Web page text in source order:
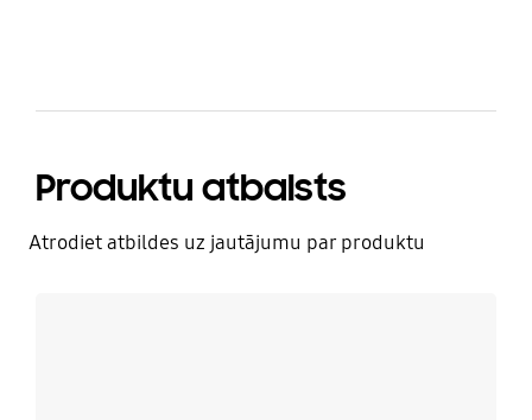
Produktu atbalsts
Atrodiet atbildes uz jautājumu par produktu